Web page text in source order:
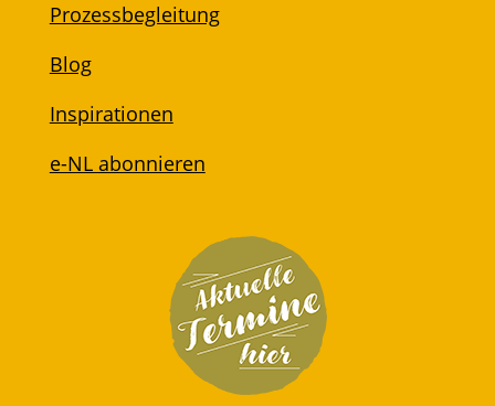
Prozessbegleitung
Blog
Inspirationen
e-NL abonnieren